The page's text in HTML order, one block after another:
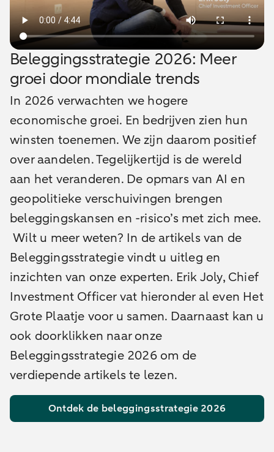
Beleggingsstrategie 2026: Meer
groei door mondiale trends
In 2026 verwachten we hogere
economische groei. En bedrijven zien hun
winsten toenemen. We zijn daarom positief
over aandelen. Tegelijkertijd is de wereld
aan het veranderen. De opmars van AI en
geopolitieke verschuivingen brengen
beleggingskansen en -risico’s met zich mee.
Wilt u meer weten? In de artikels van de
Beleggingsstrategie vindt u uitleg en
inzichten van onze experten. Erik Joly, Chief
Investment Officer vat hieronder al even Het
Grote Plaatje voor u samen. Daarnaast kan u
ook doorklikken naar onze
Beleggingsstrategie 2026 om de
verdiepende artikels te lezen.
Ontdek de beleggingsstrategie 2026